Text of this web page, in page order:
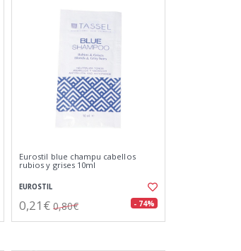
Eurostil blue champu cabellos
rubios y grises 10ml
EUROSTIL
0,21€ 0,80€ - 74%